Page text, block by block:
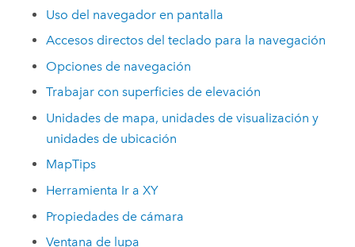
Uso del navegador en pantalla
Accesos directos del teclado para la navegación
Opciones de navegación
Trabajar con superficies de elevación
Unidades de mapa, unidades de visualización y
unidades de ubicación
MapTips
Herramienta Ir a XY
Propiedades de cámara
Ventana de lupa